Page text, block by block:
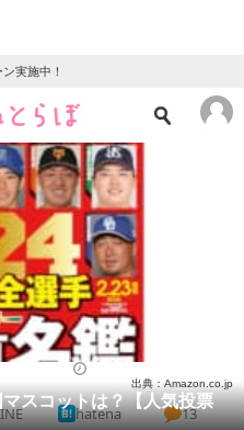
実施中！
ニュース
クイズ
地域
教育・育児
リサーチ
スコットは？【人気投票
出典：Amazon.co.jp
hatena 13